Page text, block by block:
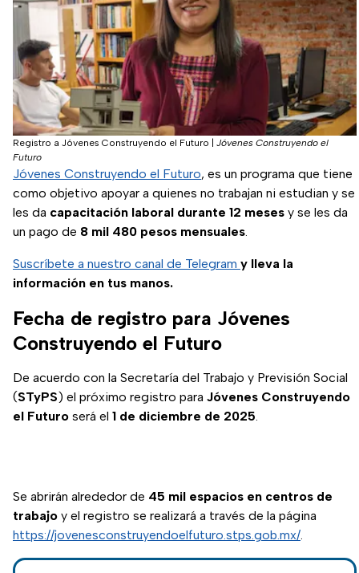
Registro a Jóvenes Construyendo el Futuro
Jóvenes Construyendo el
Futuro
Jóvenes Construyendo el Futuro, es un programa que tiene
como objetivo apoyar a quienes no trabajan ni estudian y se
les da capacitación laboral durante 12 meses y se les da
un pago de 8 mil 480 pesos mensuales.
Suscríbete a nuestro canal de Telegram y lleva la
información en tus manos.
Fecha de registro para Jóvenes
Construyendo el Futuro
De acuerdo con la Secretaría del Trabajo y Previsión Social
(STyPS) el próximo registro para Jóvenes Construyendo
el Futuro será el 1 de diciembre de 2025.
Se abrirán alrededor de 45 mil espacios en centros de
trabajo y el registro se realizará a través de la página
https://jovenesconstruyendoelfuturo.stps.gob.mx/.